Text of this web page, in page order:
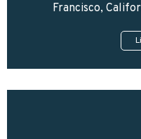
Francisco,